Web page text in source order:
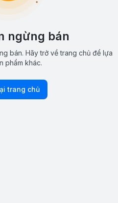
ngừng bán
bán. Hãy trở về trang chủ để lựa
phẩm khác.
trang chủ